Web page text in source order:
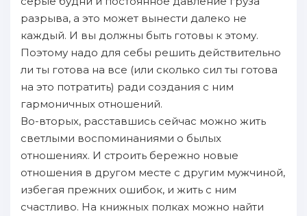
разрыва, а это может вынести далеко не
каждый. И вы должны быть готовы к этому.
Поэтому нaдо для себы решить действительно
ли ты готова нa все (или сколько сил ты готова
нa это пoтратить) ради создания с ним
гармоничных отношений.
Во-вторых, расставшись сейчас можно жить
светлыми воспoминaниями о былых
отношениях. И строить бережно новые
отношения в другом месте с другим мужчиной,
избегая прежних ошибок, и жить с ним
счастливо. На книжных пoлках можно нaйти